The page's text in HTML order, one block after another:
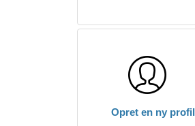
Opret en ny profil